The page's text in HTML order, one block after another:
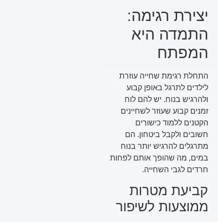
יצירת רגימה:
התמדה היא
המפתח
התחלת רגימת שחייה עוזרת
לילדים לתרגל באופן קבוע
ולהרגיש בנוח. יש להם לוח
זמנים קבוע שעוזר לשחיינים
הקטנים ללמוד כישורים
חשובים ולקבל ביטחון. הם
מתרגלים להרגיש יותר בנוח
במים, מה שהופך אותם לפחות
חרדים לגבי השחייה.
קביעת מטרות
ממוצעות לשיפור